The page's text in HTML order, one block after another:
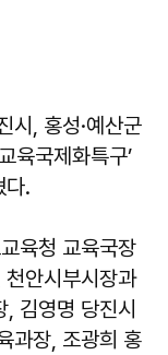
시, 홍성·예산군
육국제화특구’
다.
육청 교육국장
안시부시장과
김영명 당진시
과장, 조광희 홍